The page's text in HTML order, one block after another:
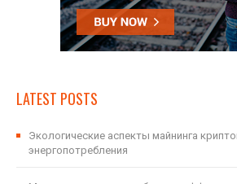
LATEST POSTS
Экологические аспекты майнинга
энергопотребления